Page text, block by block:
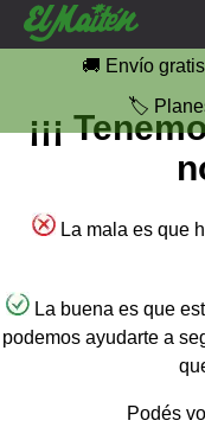
🚚 Envío
🏷️
¡¡¡
La mala es que
La buena es que
podemos ayudarte a
Podés